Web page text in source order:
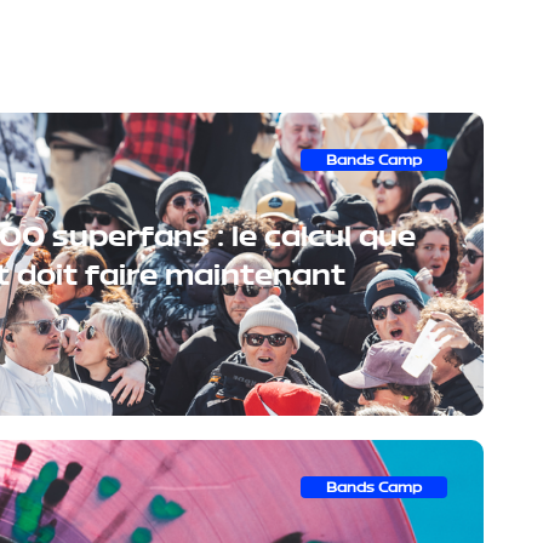
Bands Camp
superfans : le calcul que
doit faire maintenant
Bands Camp